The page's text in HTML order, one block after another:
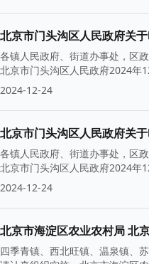
北京市门头沟区人民政府关
各镇人民政府、街道办事处，区
北京市门头沟区人民政府2024年
2024-12-24
北京市门头沟区人民政府关
各镇人民政府、街道办事处，区
北京市门头沟区人民政府2024年
2024-12-24
北京市海淀区农业农村局 北
四季青镇、西北旺镇、温泉镇、